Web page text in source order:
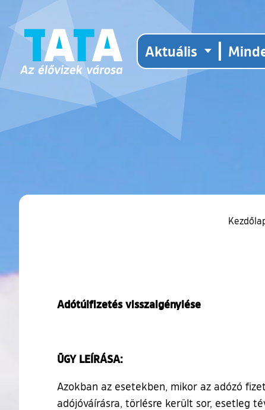
Aktuális
Adótúlfizetés visszaigénylése
ÜGY LEÍRÁSA:
Azokban az esetekben, mikor az adózó
adójóváírásra, törlésre került sor, esetleg